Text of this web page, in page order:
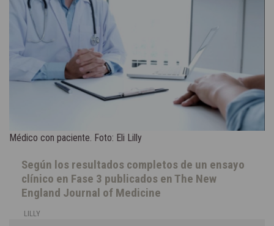
Médico con paciente. Foto: Eli Lilly
Según los resultados completos de un ensayo
clínico en Fase 3 publicados en The New
England Journal of Medicine
LILLY